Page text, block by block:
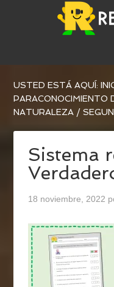
USTED ESTÁ AQUÍ:
PARACONOCIMIENTO
NATURALEZA /
Sistema
18 noviembre, 2022